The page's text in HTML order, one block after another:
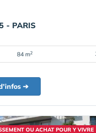
- PARIS
84 m2
➔
OU ACHAT POUR Y VIVRE